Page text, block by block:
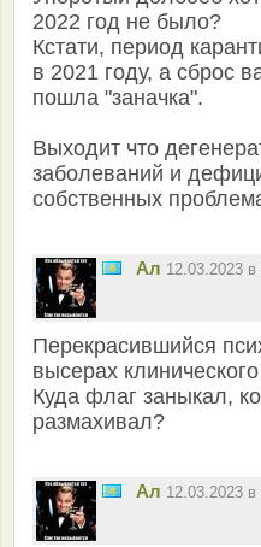
2022 год не было?
Кстати, период
в 2021 году, а сброс
пошла "заначка".
Выходит что
заболеваний и
собственных
Ал 12.03.2023
Перекрасившийся
высерах
Куда флаг заныкал,
размахивал?
Ал 12.03.2023